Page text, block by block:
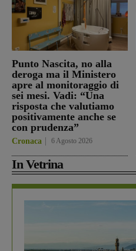
Punto Nascita, no alla
deroga ma il Ministero
apre al monitoraggio di
sei mesi. Vadi: “Una
risposta che valutiamo
positivamente anche se
con prudenza”
Cronaca 6 Agosto 2026
In Vetrina